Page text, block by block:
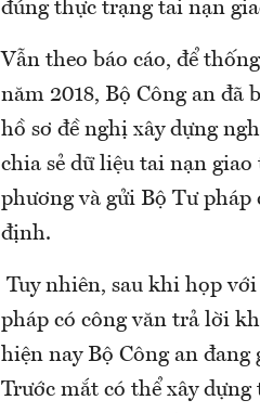
đúng thực trạng tai nạn
Vẫn theo báo cáo, để
năm 2018, Bộ Công an đã
hồ sơ đề nghị xây dựng
chia sẻ dữ liệu tai nạn
phương và gửi Bộ Tư
định.
Tuy nhiên, sau khi họp
pháp có công văn trả lời
hiện nay Bộ Công an đang
Trước mắt có thể xây